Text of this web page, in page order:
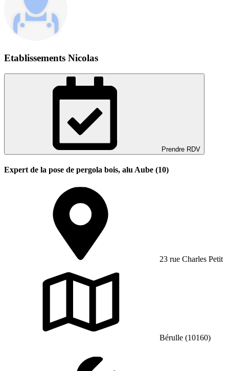
Etablissements Nicolas
Prendre RDV
Expert de la pose de pergola bois, alu Aube (10)
23 rue Charles Petit
Bérulle (10160)